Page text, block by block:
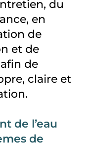
du
en
de
et de
de
claire et
de l’eau
de